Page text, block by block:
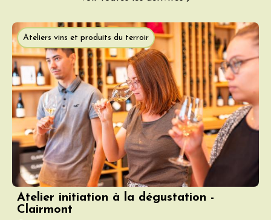
Ateliers vins et produits du terroir
Atelier initiation à la dégustation -
Clairmont